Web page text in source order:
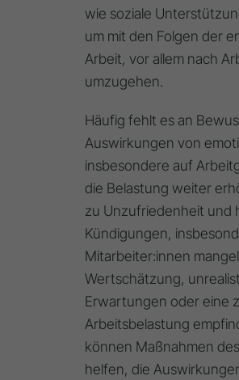
wie soziale
um mit den Folgen der
Arbeit, vor allem nach
umzugehen.
Häufig fehlt es an
Auswirkungen von
insbesondere auf
die Belastung weiter
zu Unzufriedenheit und
Kündigungen,
Mitarbeiter:innen
Wertschätzung,
Erwartungen oder eine
Arbeitsbelastung
können Maßnahmen
helfen, die